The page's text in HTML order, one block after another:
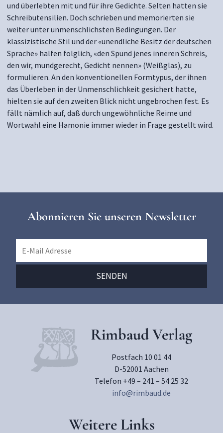
und überlebten mit und für ihre Gedichte. Selten hatten sie
Schreibutensilien. Doch schrieben und memorierten sie
weiter unter unmenschlichsten Bedingungen. Der
klassizistische Stil und der «unendliche Besitz der deutschen
Sprache» halfen folglich, «den Spund jenes inneren Schreis,
den wir, mundgerecht, Gedicht nennen» (Weißglas), zu
formulieren. An den konventionellen Formtypus, der ihnen
das Überleben in der Unmenschlichkeit gesichert hatte,
hielten sie auf den zweiten Blick nicht ungebrochen fest. Es
fällt nämlich auf, daß durch ungewöhnliche Reime und
Wortwahl eine Hamonie immer wieder in Frage gestellt wird.
Abonnieren Sie unseren Newsletter
Rimbaud Verlag
Postfach 10 01 44
D-52001 Aachen
Telefon +49 – 241 – 54 25 32
info@rimbaud.de
Weitere Links